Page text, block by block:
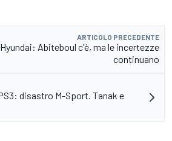
ARTICOLO PRECEDENTE
Hyundai: Abiteboul c'è, ma le incertezze
continuano
disastro M-Sport. Tanak e